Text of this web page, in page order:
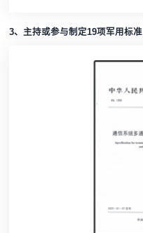
3、主持或参与制定19项军用标准